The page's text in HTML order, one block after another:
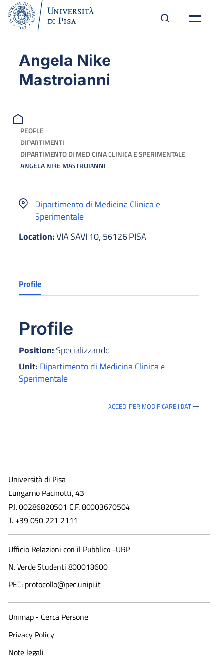
Angela Nike
Mastroianni
PEOPLE
DIPARTIMENTI
DIPARTIMENTO DI MEDICINA CLINICA E SPERIMENTALE
ANGELA NIKE MASTROIANNI
Dipartimento di Medicina Clinica e
Sperimentale
Location:VIA SAVI 10, 56126 PISA
Profile
Profile
Position: Specializzando
Unit: Dipartimento di Medicina Clinica e
Sperimentale
ACCEDI PER MODIFICARE I DATI
Università di Pisa
Lungarno Pacinotti, 43
P.I. 00286820501 C.F. 80003670504
T. +39 050 221 2111
Ufficio Relazioni con il Pubblico -URP
N. Verde Studenti 800018600​
PEC: protocollo@pec.unipi.it
Unimap - Cerca Persone
Privacy Policy
Note legali